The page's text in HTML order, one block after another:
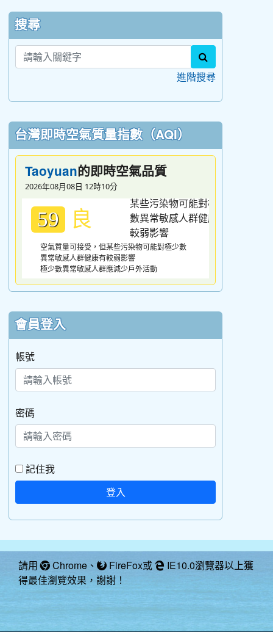
搜尋
進階搜尋
台灣即時空氣質量指數（AQI）
Taoyuan的即時空氣品質
2026年08月08日 12時10分
59 良
空氣質量可接受，但某些污染物可能對極少數
異常敏感人群健康有較弱影響
極少數異常敏感人群應減少戶外活動
會員登入
帳號
密碼
記住我
登入
請用 Chrome 、 FireFox或
IE10.0瀏覽器以上獲
得最佳瀏覽效果，謝謝！